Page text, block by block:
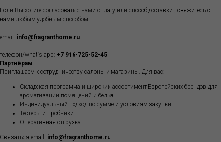
Если Вы хотите согласовать с нами оплату или способ доставки , свяжитесь с
нами любым удобным способом:
email: info@fragranthome.ru
телефон/what`s app: +7 916-725-52-45
Партнёрам
Приглашаем к сотрудничеству салоны и магазины. Для вас:
Складская программа и широкий ассортимент Европейских брендов для
ароматизации помещений и белья
Индивидуальный подход по сумме и условиям закупки
Тестеры и пробники
Оперативная отгрузка
Связаться email: info@fragranthome.ru